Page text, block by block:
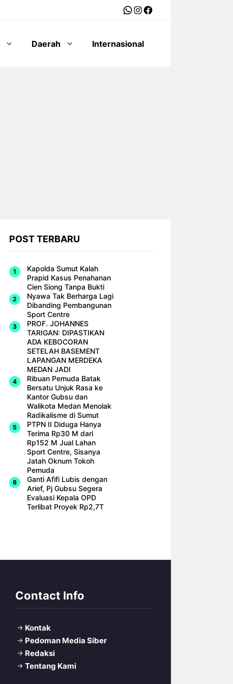
WhatsApp
Instagram
Facebook
Daerah Internasional
POST TERBARU
Kapolda Sumut Kalah
Prapid Kasus Penahanan
Cien Siong Tanpa Bukti
Nyawa Tak Berharga Lagi
Dibanding Pembangunan
Sport Centre
PROF. JOHANNES
TARIGAN: DIPASTIKAN
ADA KEBOCORAN
SETELAH BASEMENT
LAPANGAN MERDEKA
MEDAN JADI
Ribuan Pemuda Batak
Bersatu Unjuk Rasa ke
Kantor Gubsu dan
Walikota Medan Menolak
Radikalisme di Sumut
PTPN II Diduga Hanya
Terima Rp30 M dari
Rp152 M Jual Lahan
Sport Centre, Sisanya
Jatah Oknum Tokoh
Pemuda
Ganti Afifi Lubis dengan
Arief, Pj Gubsu Segera
Evaluasi Kepala OPD
Terlibat Proyek Rp2,7T
Contact Info
Kontak
Pedoman Media Siber
Redaksi
Tentang Kami